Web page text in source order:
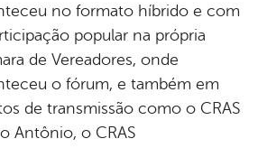
no formato híbrido e com
popular na própria
de Vereadores, onde
o fórum, e também em
de transmissão como o CRAS
Antônio, o CRAS